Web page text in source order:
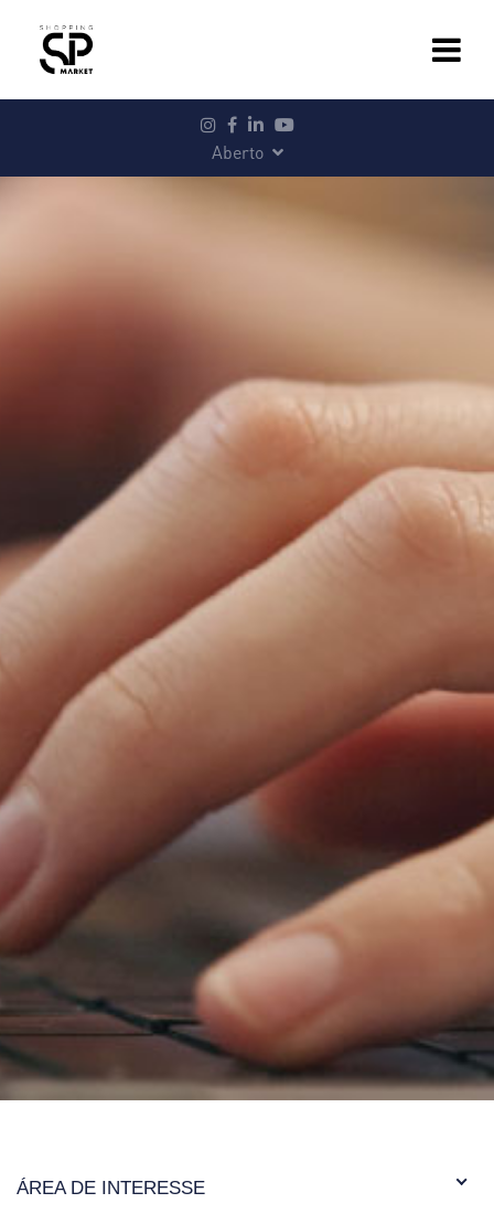
Aberto
ÁREA DE INTERESSE